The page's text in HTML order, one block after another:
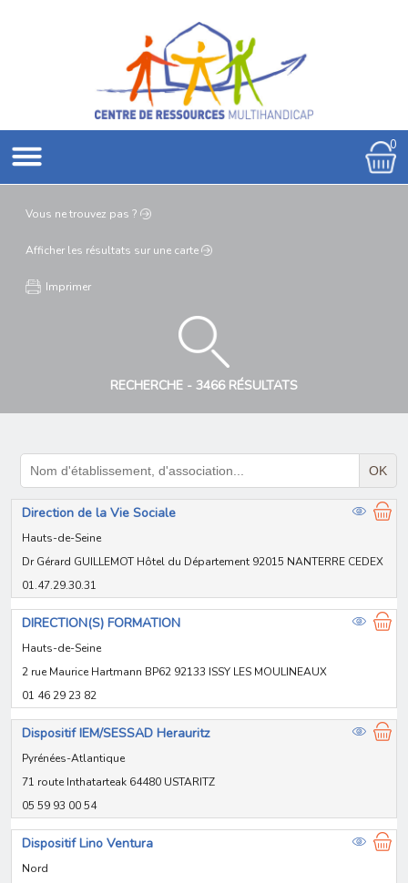
0
Vous netrouvez pas ?
Afficher les résultats sur une carte
Imprimer
RECHERCHE - 3466 RÉSULTATS
OK
Direction de la Vie Sociale
Hauts-de-Seine
Dr Gérard GUILLEMOT Hôtel du Département 92015 NANTERRE CEDEX
01.47.29.30.31
DIRECTION(S) FORMATION
Hauts-de-Seine
2 rue Maurice Hartmann BP62 92133 ISSY LES MOULINEAUX
01 46 29 23 82
Dispositif IEM/SESSAD Herauritz
Pyrénées-Atlantique
71 route Inthatarteak 64480 USTARITZ
05 59 93 00 54
Dispositif Lino Ventura
Nord